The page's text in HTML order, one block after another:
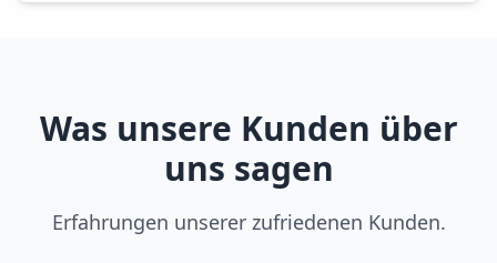
Was unsere Kunden über
uns sagen
Erfahrungen unserer zufriedenen Kunden.